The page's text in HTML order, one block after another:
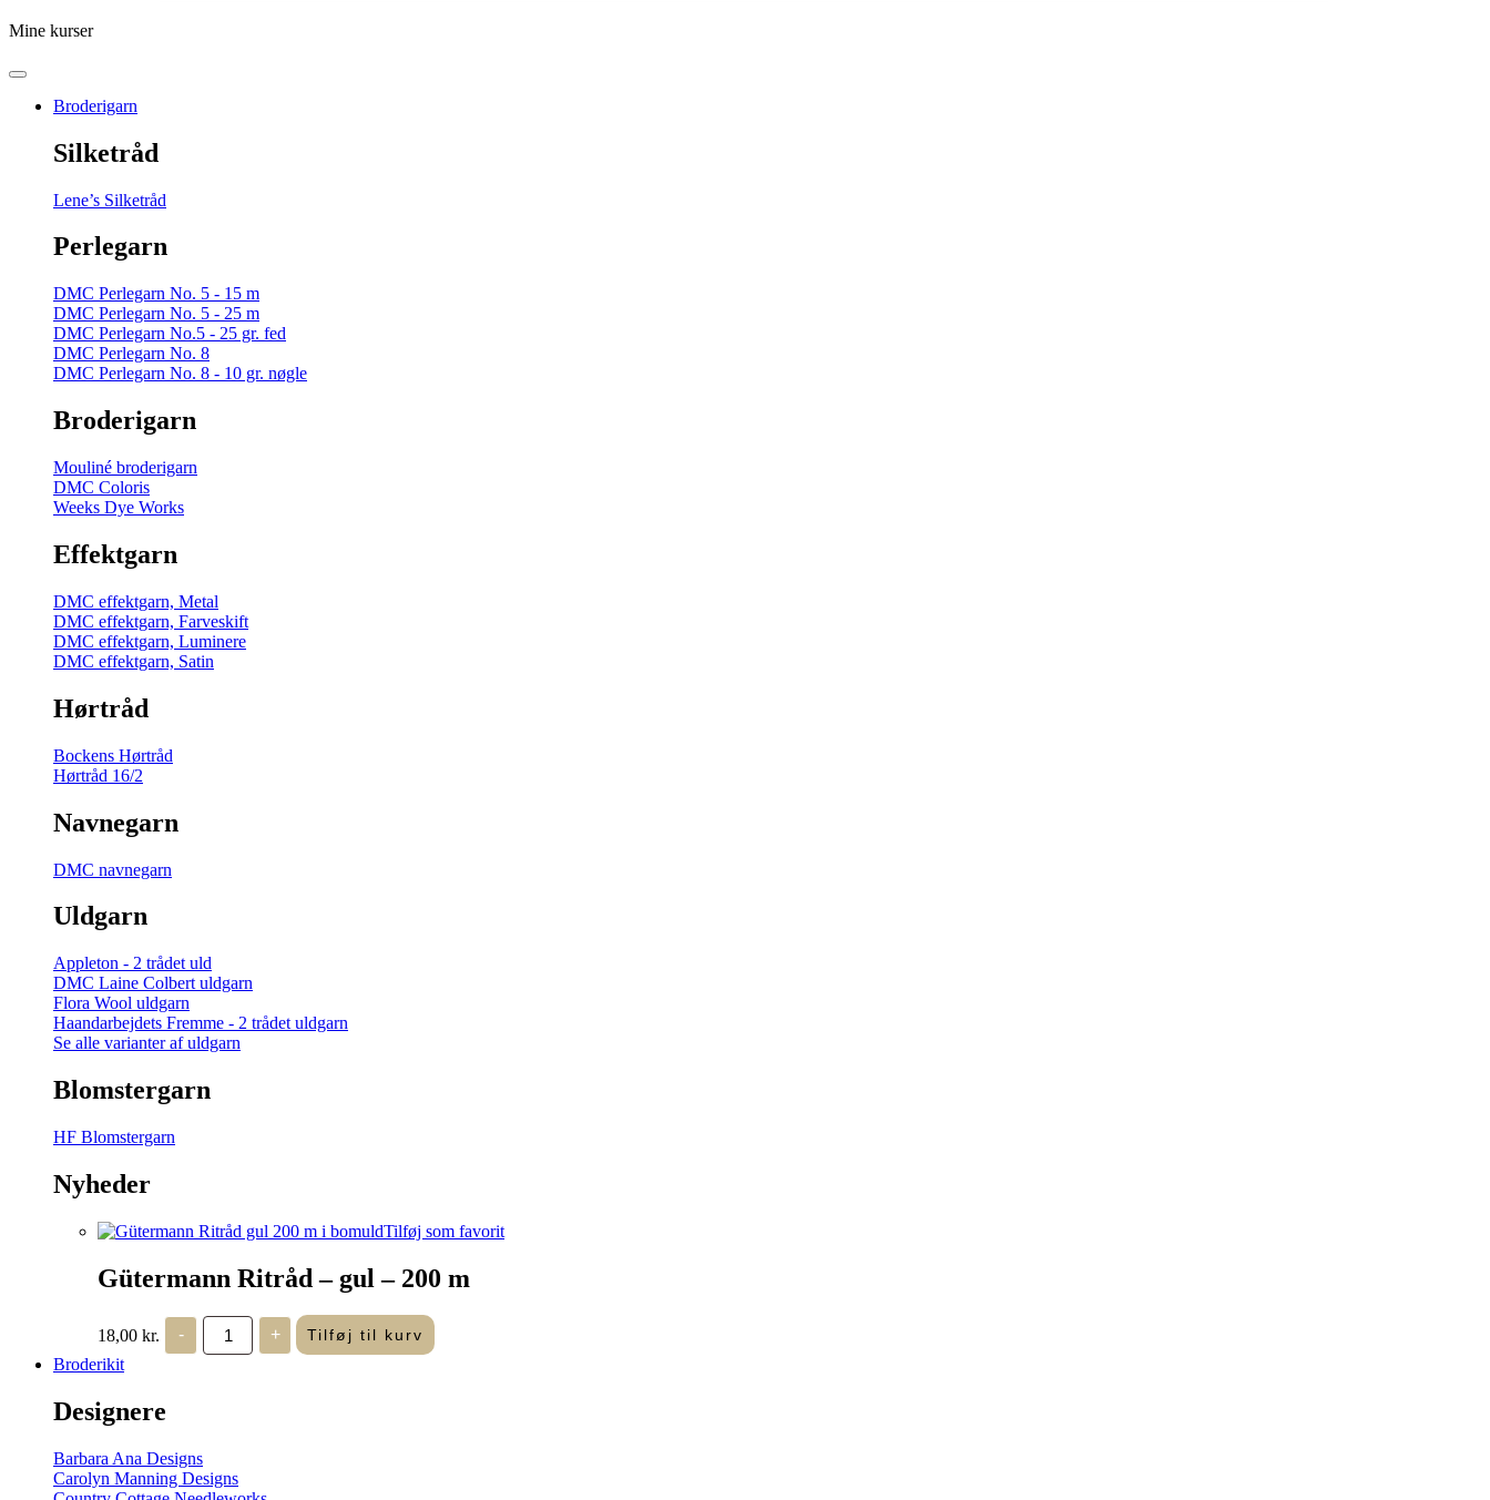
Mine kurser
Broderigarn
Silketråd
Lene’s Silketråd
Perlegarn
DMC Perlegarn No. 5 - 15 m
DMC Perlegarn No. 5 - 25 m
DMC Perlegarn No.5 - 25 gr. fed
DMC Perlegarn No. 8
DMC Perlegarn No. 8 - 10 gr. nøgle
Broderigarn
Mouliné broderigarn
DMC Coloris
Weeks Dye Works
Effektgarn
DMC effektgarn, Metal
DMC effektgarn, Farveskift
DMC effektgarn, Luminere
DMC effektgarn, Satin
Hørtråd
Bockens Hørtråd
Hørtråd 16/2
Navnegarn
DMC navnegarn
Uldgarn
Appleton - 2 trådet uld
DMC Laine Colbert uldgarn
Flora Wool uldgarn
Haandarbejdets Fremme - 2 trådet uldgarn
Se alle varianter af uldgarn
Blomstergarn
HF Blomstergarn
Nyheder
Tilføj som favorit
Gütermann Ritråd – gul – 200 m
18,00 kr. -
Gütermann
Ritråd
-
+ Tilføj til kurv
Broderikit
Designere
Barbara Ana Designs
Carolyn Manning Designs